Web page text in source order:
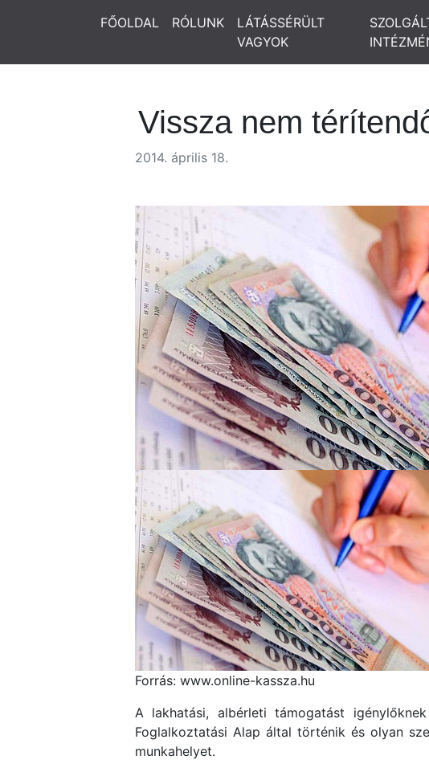
FŐOLDAL RÓLUNK
LÁTÁSSÉRÜLT
VAGYOK
Vissza nem
2014. április 18.
Forrás: www.online-kassza.hu
A lakhatási, albérleti támogatást
Foglalkoztatási Alap által történik és olyan
munkahelyet.